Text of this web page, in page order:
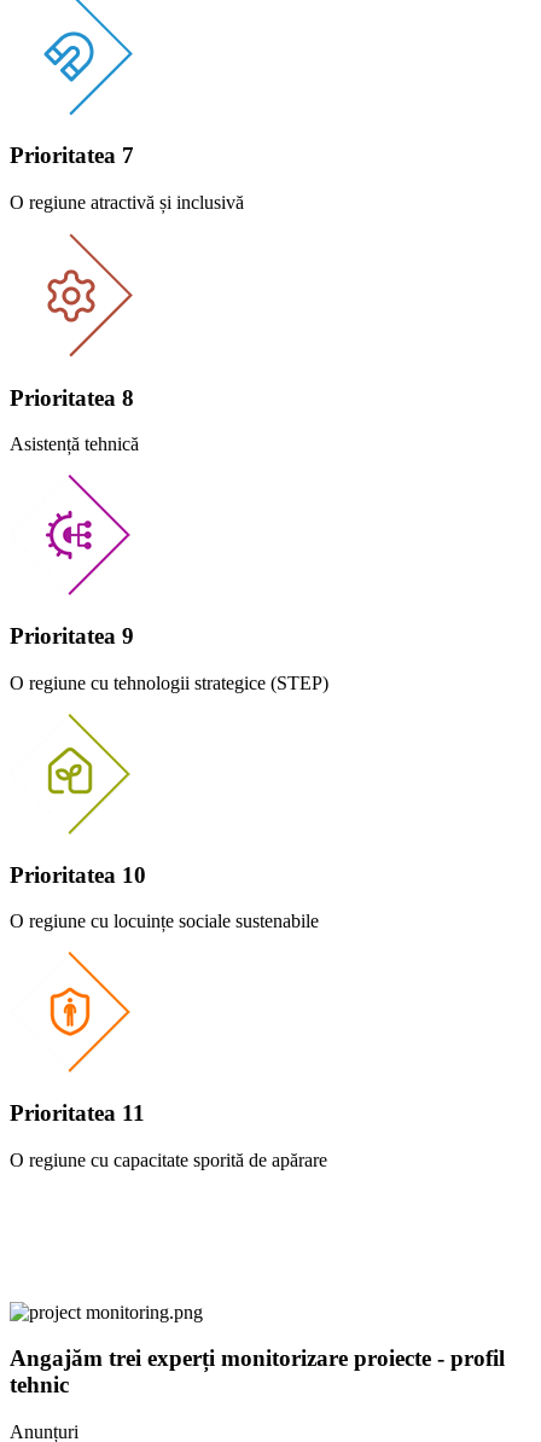
Prioritatea 7
O regiune atractivă și inclusivă
Prioritatea 8
Asistență tehnică
Prioritatea 9
O regiune cu tehnologii strategice (STEP)
Prioritatea 10
O regiune cu locuințe sociale sustenabile
Prioritatea 11
O regiune cu capacitate sporită de apărare
Angajăm trei experți monitorizare proiecte - profil
tehnic
Anunțuri